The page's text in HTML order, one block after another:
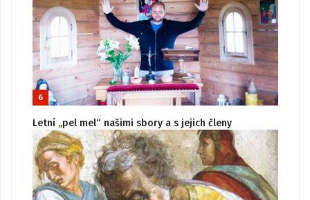
6
Letní „pel mel“ našimi sbory a s jejich členy